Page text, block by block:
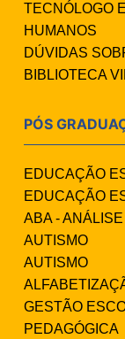
TECNÓLOGO
HUMANOS
DÚVIDAS
BIBLIOTECA
PÓS
EDUCAÇÃO
EDUCAÇÃO
ABA -
AUTISMO
AUTISMO
GESTÃO
PEDAGÓGICA